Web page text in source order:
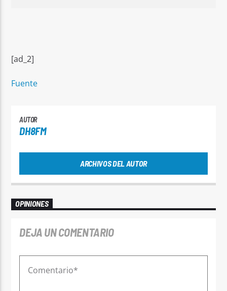
[ad_2]
Fuente
AUTOR
DH8FM
ARCHIVOS DEL AUTOR
OPINIONES
DEJA UN COMENTARIO